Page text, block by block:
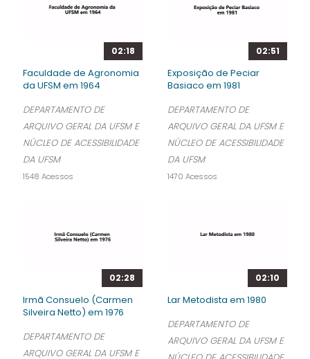
02:18
Faculdade de Agronomia
da UFSM em 1964
DEPARTAMENTO DE
ARQUIVO GERAL DA UFSM E
NÚCLEO DE ACESSIBILIDADE
DA UFSM
1548 Acessos
02:51
Exposição de Peciar
Basiaco em 1981
DEPARTAMENTO DE
ARQUIVO GERAL DA UFSM E
NÚCLEO DE ACESSIBILIDADE
DA UFSM
1470 Acessos
02:28
Irmã Consuelo (Carmen
Silveira Netto) em 1976
DEPARTAMENTO DE
ARQUIVO GERAL DA UFSM E
02:10
Lar Metodista em 1980
DEPARTAMENTO DE
ARQUIVO GERAL DA UFSM E